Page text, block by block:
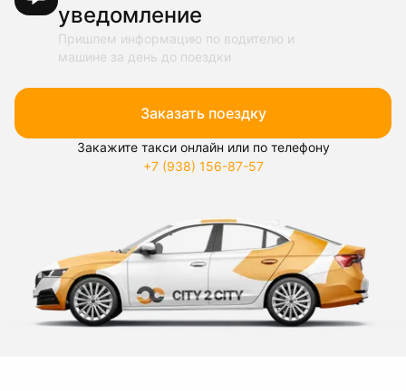
уведомление
Пришлем информацию по водителю и
машине за день до поездки
Заказать поездку
Закажите такси онлайн или по телефону
+7 (938) 156-87-57